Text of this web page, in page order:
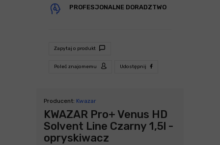
PROFESJONALNE DORADZTWO
Zapytaj o produkt
Poleć znajomemu Udostępnij
Producent: Kwazar
KWAZAR Pro+ Venus HD
Solvent Line Czarny 1,5l -
opryskiwacz